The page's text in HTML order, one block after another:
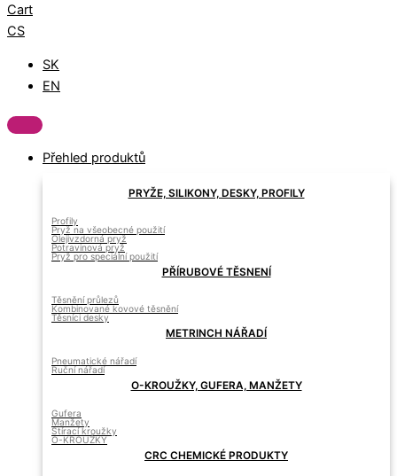
Cart
CS
SK
EN
Přehled produktů
PRYŽE, SILIKONY, DESKY, PROFILY
Profily
Pryž na všeobecné použití
Olejivzdorná pryž
Potravinová pryž
Pryž pro speciální použití
PŘÍRUBOVÉ TĚSNENÍ
Těsnění průlezů
Kombinované kovové těsnění
Těsníci desky
METRINCH NÁŘADÍ
Pneumatické nářadí
Ruční nářadí
O-KROUŽKY, GUFERA, MANŽETY
Gufera
Manžety
Stírací kroužky
O-KROUŽKY
CRC CHEMICKÉ PRODUKTY